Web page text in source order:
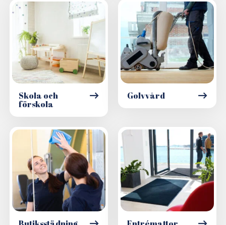
Skola och
förskola
Golvvård